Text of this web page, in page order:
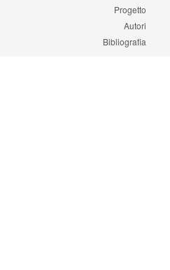
Progetto
Autori
Bibliografia